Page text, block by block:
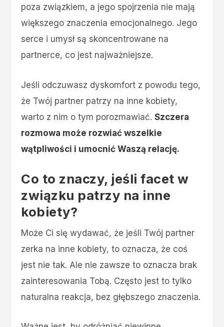
poza związkiem, a jego spojrzenia nie mają
większego znaczenia emocjonalnego. Jego
serce i umysł są skoncentrowane na
partnerce, co jest najważniejsze.
Jeśli odczuwasz dyskomfort z powodu tego,
że Twój partner patrzy na inne kobiety,
warto z nim o tym porozmawiać.Szczera
rozmowa może rozwiać wszelkie
wątpliwości i umocnić Waszą relację.
Co to znaczy, jeśli facet w
związku patrzy na inne
kobiety?
Może Ci się wydawać, że jeśli Twój partner
zerka na inne kobiety, to oznacza, że coś
jest nie tak. Ale nie zawsze to oznacza brak
zainteresowania Tobą. Często jest to tylko
naturalna reakcja, bez głębszego znaczenia.